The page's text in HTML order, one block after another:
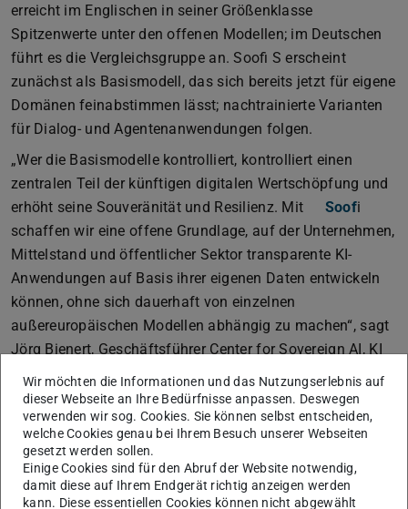
erreicht im Englischen in seiner Größenklasse
Spitzenwerte unter den offenen Modellen; im Deutschen
führt es die Vergleichsgruppe an. Soofi S erscheint
zunächst als Basismodell, das sich bereits jetzt für eigene
Domänen feinabstimmen lässt; nachtrainierte Varianten
für Dialog- und Agentenanwendungen folgen.
„Wer die Basismodelle kontrolliert, kontrolliert einen
zentralen Teil der künftigen digitalen Wertschöpfung und
erhöht seine Souveränität und Resilienz. Mit
Soofi
schaffen wir eine offene Grundlage, auf der Unternehmen,
Mittelstand und öffentlicher Sektor transparente KI-
Anwendungen auf Basis ihrer eigenen Daten entwickeln
können, ohne sich dauerhaft von einzelnen
außereuropäischen Modellen abhängig zu machen“, sagt
Jörg Bienert, Geschäftsführer Center for Sovereign AI, KI
Bundesverband.
TU-Beteiligung
Ein besonderer Fokus liegt auf Transparenz: Das
Konsortium wird nicht nur Modellgewichte bereitstellen,
sondern auch technische Dokumentation zu
Trainingsmethodik, Datenaufbereitung und eingesetzten
Wir möchten die Informationen und das Nutzungserlebnis auf
dieser Webseite an Ihre Bedürfnisse anpassen. Deswegen
verwenden wir sog. Cookies. Sie können selbst entscheiden,
welche Cookies genau bei Ihrem Besuch unserer Webseiten
gesetzt werden sollen.
Einige Cookies sind für den Abruf der Website notwendig,
damit diese auf Ihrem Endgerät richtig anzeigen werden
kann. Diese essentiellen Cookies können nicht abgewählt